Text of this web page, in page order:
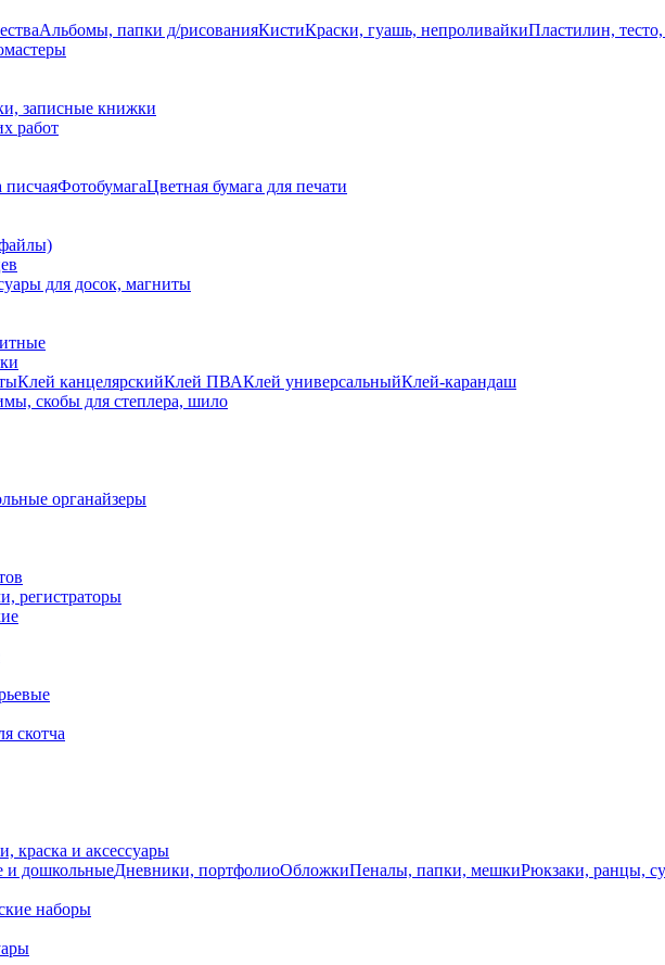
Альбомы, папки д/рисованияКистиКраски, гуашь, непроливайкиПластилин,
записные книжки
работ
писчаяФотобумагаЦветная бумага для печати
для досок, магниты
Клей канцелярскийКлей ПВАКлей универсальныйКлей-карандаш
скобы для степлера, шило
органайзеры
регистраторы
скотча
краска и аксессуары
и дошкольныеДневники, портфолиоОбложкиПеналы, папки, мешкиРюкзаки, ранцы,
наборы